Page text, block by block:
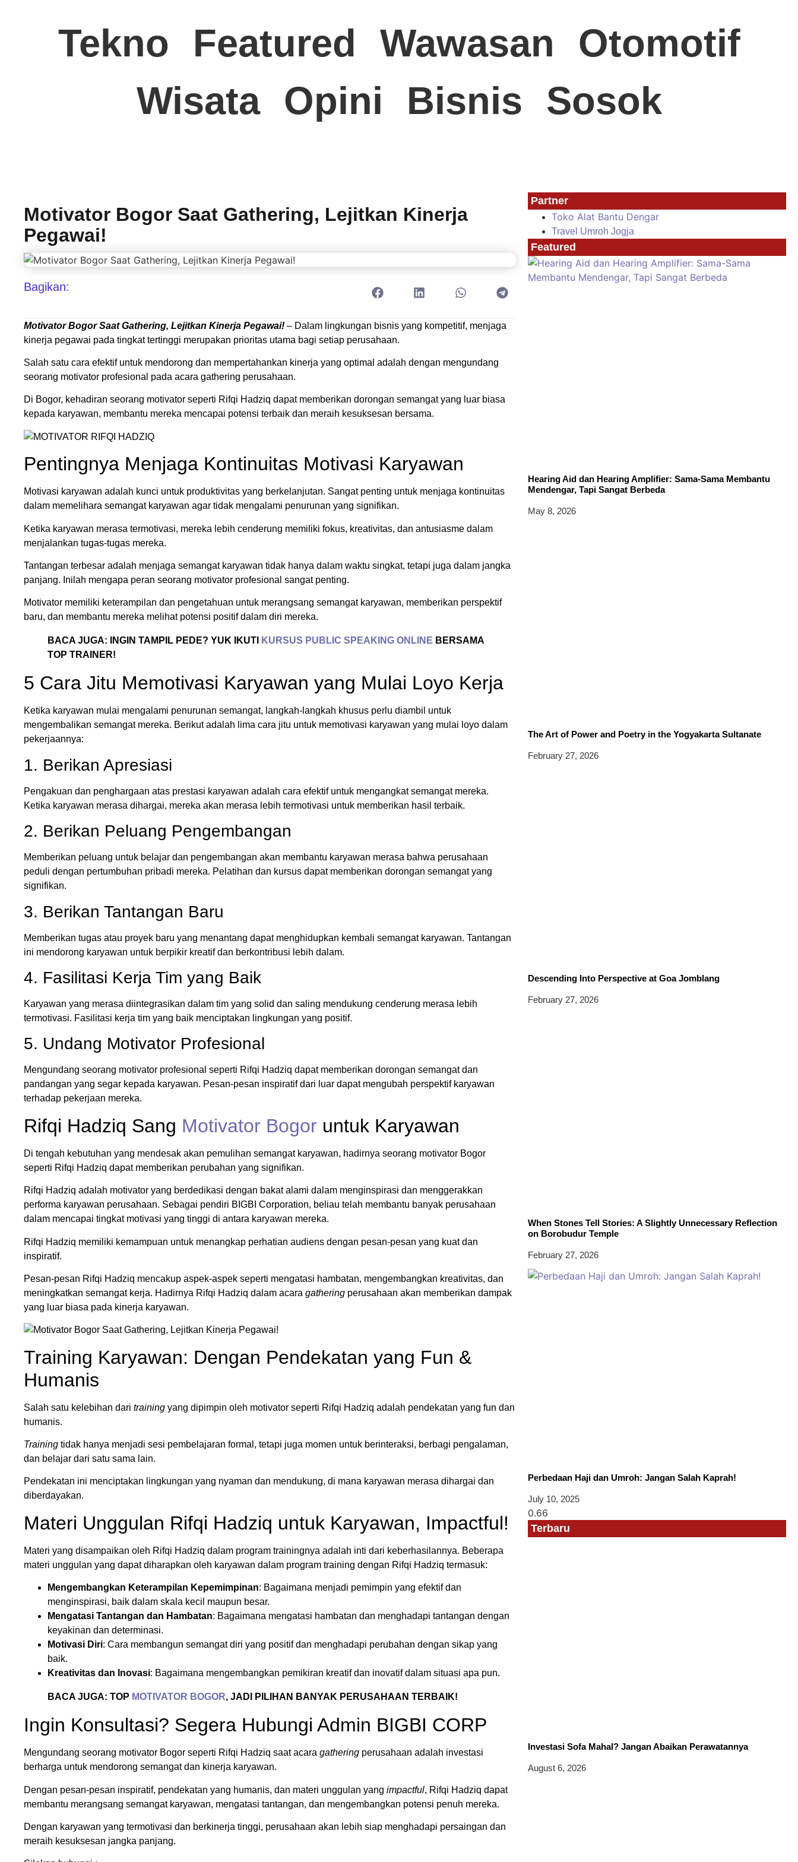
Tekno Featured Wawasan
Otomotif
Wisata Opini Bisnis Sosok
Motivator Bogor Saat Gathering, Lejitkan Kinerja
Pegawai!
Bagikan:
Motivator Bogor Saat Gathering, Lejitkan Kinerja Pegawai! – Dalam lingkungan bisnis yang kompetitif, menjaga
kinerja pegawai pada tingkat tertinggi merupakan prioritas utama bagi setiap perusahaan.
Salah satu cara efektif untuk mendorong dan mempertahankan kinerja yang optimal adalah dengan mengundang
seorang motivator profesional pada acara gathering perusahaan.
Di Bogor, kehadiran seorang motivator seperti Rifqi Hadziq dapat memberikan dorongan semangat yang luar biasa
kepada karyawan, membantu mereka mencapai potensi terbaik dan meraih kesuksesan bersama.
Pentingnya Menjaga Kontinuitas Motivasi Karyawan
Motivasi karyawan adalah kunci untuk produktivitas yang berkelanjutan. Sangat penting untuk menjaga kontinuitas
dalam memelihara semangat karyawan agar tidak mengalami penurunan yang signifikan.
Ketika karyawan merasa termotivasi, mereka lebih cenderung memiliki fokus, kreativitas, dan antusiasme dalam
menjalankan tugas-tugas mereka.
Tantangan terbesar adalah menjaga semangat karyawan tidak hanya dalam waktu singkat, tetapi juga dalam jangka
panjang. Inilah mengapa peran seorang motivator profesional sangat penting.
Motivator memiliki keterampilan dan pengetahuan untuk merangsang semangat karyawan, memberikan perspektif
baru, dan membantu mereka melihat potensi positif dalam diri mereka.
BACA JUGA: INGIN TAMPIL PEDE? YUK IKUTI KURSUS PUBLIC SPEAKING ONLINE BERSAMA
TOP TRAINER!
5 Cara Jitu Memotivasi Karyawan yang Mulai Loyo Kerja
Ketika karyawan mulai mengalami penurunan semangat, langkah-langkah khusus perlu diambil untuk
mengembalikan semangat mereka. Berikut adalah lima cara jitu untuk memotivasi karyawan yang mulai loyo dalam
pekerjaannya:
1. Berikan Apresiasi
Pengakuan dan penghargaan atas prestasi karyawan adalah cara efektif untuk mengangkat semangat mereka.
Ketika karyawan merasa dihargai, mereka akan merasa lebih termotivasi untuk memberikan hasil terbaik.
2. Berikan Peluang Pengembangan
Memberikan peluang untuk belajar dan pengembangan akan membantu karyawan merasa bahwa perusahaan
peduli dengan pertumbuhan pribadi mereka. Pelatihan dan kursus dapat memberikan dorongan semangat yang
signifikan.
3. Berikan Tantangan Baru
Memberikan tugas atau proyek baru yang menantang dapat menghidupkan kembali semangat karyawan. Tantangan
ini mendorong karyawan untuk berpikir kreatif dan berkontribusi lebih dalam.
4. Fasilitasi Kerja Tim yang Baik
Karyawan yang merasa diintegrasikan dalam tim yang solid dan saling mendukung cenderung merasa lebih
termotivasi. Fasilitasi kerja tim yang baik menciptakan lingkungan yang positif.
5. Undang Motivator Profesional
Mengundang seorang motivator profesional seperti Rifqi Hadziq dapat memberikan dorongan semangat dan
pandangan yang segar kepada karyawan. Pesan-pesan inspiratif dari luar dapat mengubah perspektif karyawan
terhadap pekerjaan mereka.
Rifqi Hadziq Sang Motivator Bogor untuk Karyawan
Di tengah kebutuhan yang mendesak akan pemulihan semangat karyawan, hadirnya seorang motivator Bogor
seperti Rifqi Hadziq dapat memberikan perubahan yang signifikan.
Rifqi Hadziq adalah motivator yang berdedikasi dengan bakat alami dalam menginspirasi dan menggerakkan
performa karyawan perusahaan. Sebagai pendiri BIGBI Corporation, beliau telah membantu banyak perusahaan
dalam mencapai tingkat motivasi yang tinggi di antara karyawan mereka.
Rifqi Hadziq memiliki kemampuan untuk menangkap perhatian audiens dengan pesan-pesan yang kuat dan
inspiratif.
Pesan-pesan Rifqi Hadziq mencakup aspek-aspek seperti mengatasi hambatan, mengembangkan kreativitas, dan
meningkatkan semangat kerja. Hadirnya Rifqi Hadziq dalam acara gathering perusahaan akan memberikan dampak
yang luar biasa pada kinerja karyawan.
Training Karyawan: Dengan Pendekatan yang Fun &
Humanis
Salah satu kelebihan dari training yang dipimpin oleh motivator seperti Rifqi Hadziq adalah pendekatan yang fun dan
humanis.
Training tidak hanya menjadi sesi pembelajaran formal, tetapi juga momen untuk berinteraksi, berbagi pengalaman,
dan belajar dari satu sama lain.
Pendekatan ini menciptakan lingkungan yang nyaman dan mendukung, di mana karyawan merasa dihargai dan
diberdayakan.
Materi Unggulan Rifqi Hadziq untuk Karyawan, Impactful!
Materi yang disampaikan oleh Rifqi Hadziq dalam program trainingnya adalah inti dari keberhasilannya. Beberapa
materi unggulan yang dapat diharapkan oleh karyawan dalam program training dengan Rifqi Hadziq termasuk:
Mengembangkan Keterampilan Kepemimpinan: Bagaimana menjadi pemimpin yang efektif dan
menginspirasi, baik dalam skala kecil maupun besar.
Mengatasi Tantangan dan Hambatan: Bagaimana mengatasi hambatan dan menghadapi tantangan dengan
keyakinan dan determinasi.
Motivasi Diri: Cara membangun semangat diri yang positif dan menghadapi perubahan dengan sikap yang
baik.
Kreativitas dan Inovasi: Bagaimana mengembangkan pemikiran kreatif dan inovatif dalam situasi apa pun.
BACA JUGA: TOP MOTIVATOR BOGOR, JADI PILIHAN BANYAK PERUSAHAAN TERBAIK!
Ingin Konsultasi? Segera Hubungi Admin BIGBI CORP
Mengundang seorang motivator Bogor seperti Rifqi Hadziq saat acara gathering perusahaan adalah investasi
berharga untuk mendorong semangat dan kinerja karyawan.
Dengan pesan-pesan inspiratif, pendekatan yang humanis, dan materi unggulan yang impactful, Rifqi Hadziq dapat
membantu merangsang semangat karyawan, mengatasi tantangan, dan mengembangkan potensi penuh mereka.
Dengan karyawan yang termotivasi dan berkinerja tinggi, perusahaan akan lebih siap menghadapi persaingan dan
meraih kesuksesan jangka panjang.
Partner
Toko Alat Bantu Dengar
Travel Umroh Jogja
Featured
Hearing Aid dan Hearing Amplifier: Sama-Sama Membantu
Mendengar, Tapi Sangat Berbeda
May 8, 2026
The Art of Power and Poetry in the Yogyakarta Sultanate
February 27, 2026
Descending Into Perspective at Goa Jomblang
February 27, 2026
When Stones Tell Stories: A Slightly Unnecessary Reflection
on Borobudur Temple
February 27, 2026
Perbedaan Haji dan Umroh: Jangan Salah Kaprah!
July 10, 2025
Terbaru
Investasi Sofa Mahal? Jangan Abaikan Perawatannya
August 6, 2026